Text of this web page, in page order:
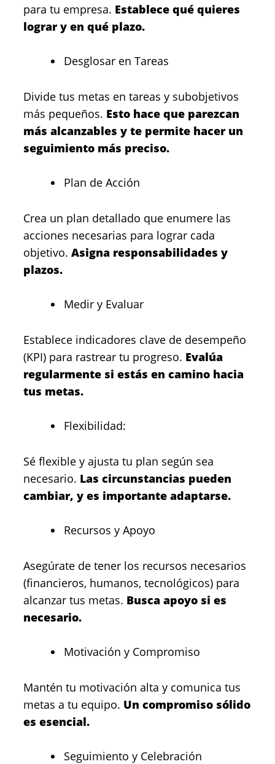
para tu empresa. Establece qué quieres
lograr y en qué plazo.
Desglosar en Tareas
Divide tus metas en tareas y subobjetivos
más pequeños. Esto hace que parezcan
más alcanzables y te permite hacer un
seguimiento más preciso.
Plan de Acción
Crea un plan detallado que enumere las
acciones necesarias para lograr cada
objetivo. Asigna responsabilidades y
plazos.
Medir y Evaluar
Establece indicadores clave de desempeño
(KPI) para rastrear tu progreso. Evalúa
regularmente si estás en camino hacia
tus metas.
Flexibilidad:
Sé flexible y ajusta tu plan según sea
necesario. Las circunstancias pueden
cambiar, y es importante adaptarse.
Recursos y Apoyo
Asegúrate de tener los recursos necesarios
(financieros, humanos, tecnológicos) para
alcanzar tus metas. Busca apoyo si es
necesario.
Motivación y Compromiso
Mantén tu motivación alta y comunica tus
metas a tu equipo. Un compromiso sólido
es esencial.
Seguimiento y Celebración